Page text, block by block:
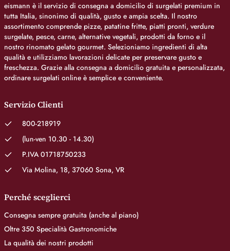
eismann è il servizio di consegna a domicilio di surgelati premium in
tutta Italia, sinonimo di qualità, gusto e ampia scelta. Il nostro
assortimento comprende pizze, patatine fritte, piatti pronti, verdure
surgelate, pesce, carne, alternative vegetali, prodotti da forno e il
nostro rinomato gelato gourmet. Selezioniamo ingredienti di alta
qualità e utilizziamo lavorazioni delicate per preservare gusto e
freschezza. Grazie alla consegna a domicilio gratuita e personalizzata,
ordinare surgelati online è semplice e conveniente.
Servizio Clienti
800-218919
(lun-ven 10.30 - 14.30)
P.IVA 01718750233
Via Molina, 18, 37060 Sona, VR
Perché sceglierci
Consegna sempre gratuita (anche al piano)
Oltre 350 Specialità Gastronomiche
La qualità dei nostri prodotti